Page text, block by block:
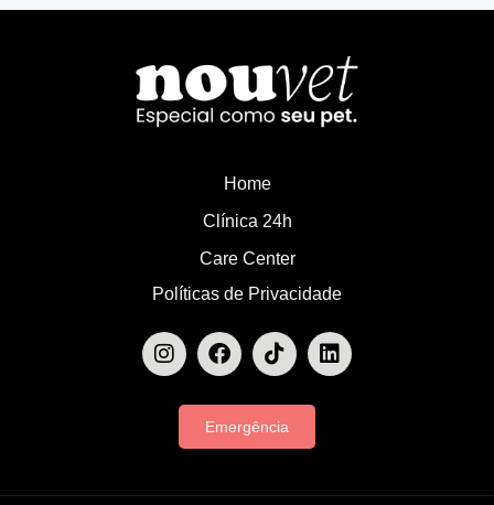
Home
Clínica 24h
Care Center
Políticas de Privacidade
Emergência